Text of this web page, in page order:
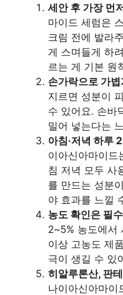
세안 후 가장 먼
마이드 세럼은
크림 전에 발라
게 스며들게 하
르는 게 기본 원
손가락으로 가
지르면 성분이
수 있어요. 손바
밀어 넣는다는
아침·저녁 하루
이아신아마이드
침 저녁 모두 사
를 만드는 성분
야 효과를 느낄
농도 확인은 필
2~5% 농도에서
이상 고농도 제
극이 생길 수 있
히알루론산, 판
나이아신아마이